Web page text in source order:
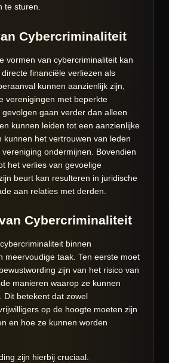
te sturen.
Cybercriminaliteit
vormen van cybercriminaliteit kan
financiële verliezen als
kunnen aanzienlijk zijn,
verenigingen met beperkte
gaan verder dan alleen
kunnen leiden tot een aanzienlijke
kunnen het vertrouwen van leden
ondermijnen. Bovendien
het verlies van gevoelige
beurt kan resulteren in juridische
aan relaties met derden.
Cybercriminaliteit
binnen
meervoudige taak. Ten eerste moet
zijn van het risico van
manieren waarop ze kunnen
Dit betekent dat zowel
op de hoogte moeten zijn
en hoe ze kunnen worden
zijn hierbij cruciaal.